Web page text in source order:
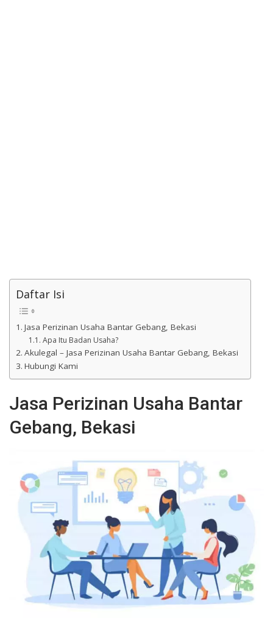
Daftar Isi
Jasa Perizinan Usaha Bantar Gebang, Bekasi
Apa Itu Badan Usaha?
Akulegal – Jasa Perizinan Usaha Bantar Gebang, Bekasi
Hubungi Kami
Jasa Perizinan Usaha Bantar
Gebang, Bekasi